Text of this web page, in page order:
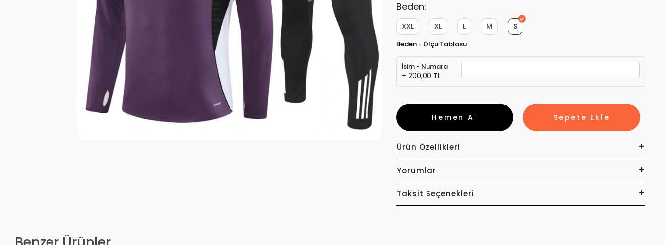
Beden:
S
M
L
XL
XXL
Beden - Ölçü Tablosu
İsim - Numara
+ 200,00 TL
Sepete Ekle
Hemen Al
Ürün Özellikleri
Yorumlar
Taksit Seçenekleri